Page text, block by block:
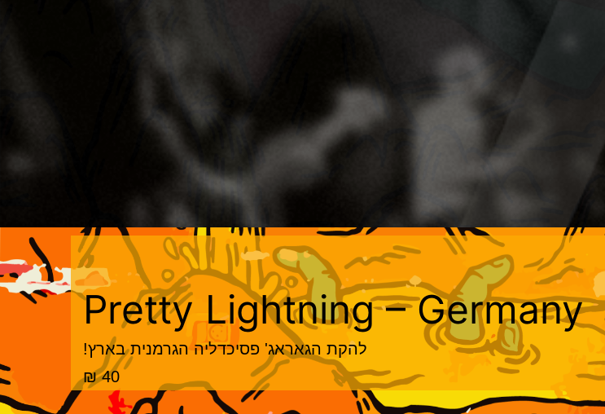
Pretty Lightning – Germany
להקת הגאראג' פסיכדליה הגרמנית בארץ!
40 ₪